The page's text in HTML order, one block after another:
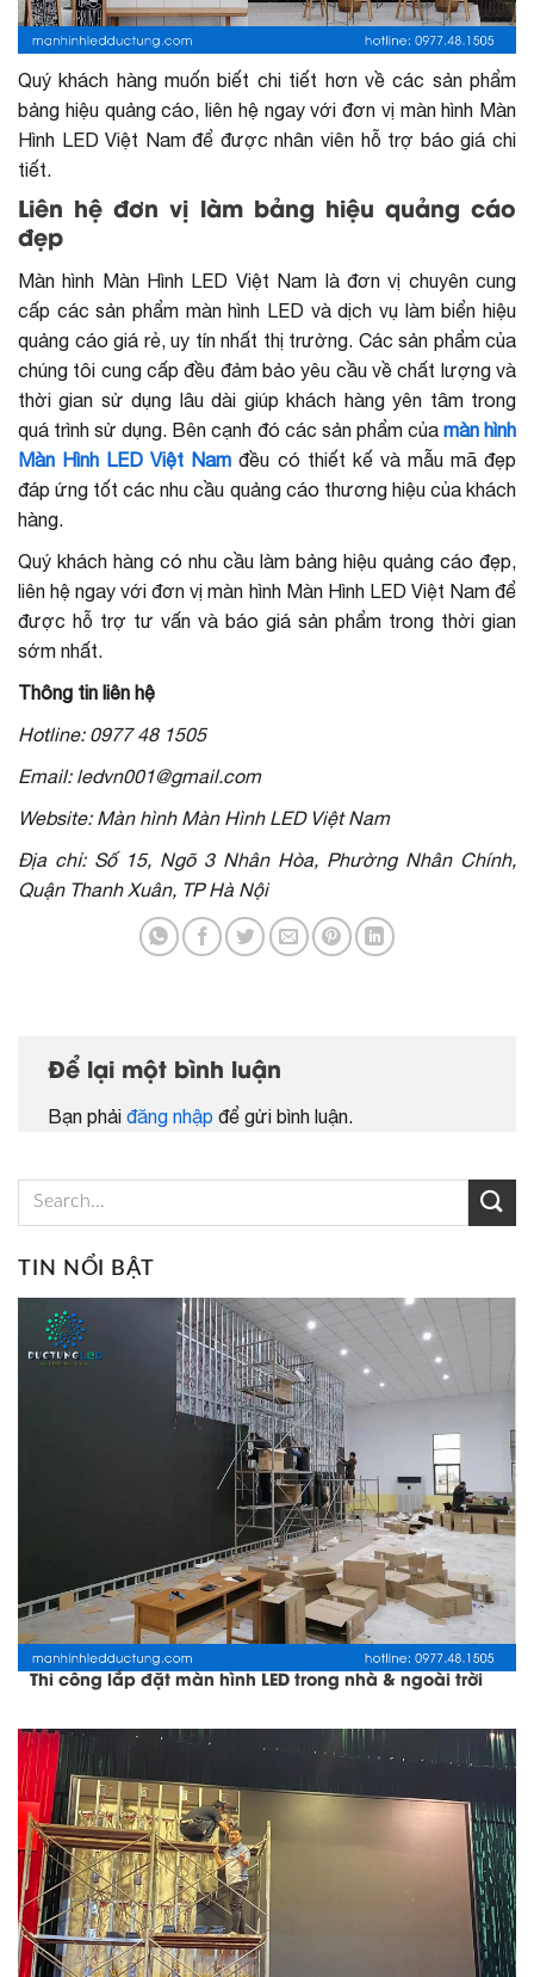
Quý khách hàng muốn biết chi tiết hơn về các sản phẩm
bảng hiệu quảng cáo, liên hệ ngay với đơn vị màn hình Màn
Hình LED Việt Nam để được nhân viên hỗ trợ báo giá chi
tiết.
Liên hệ đơn vị làm bảng hiệu quảng cáo
đẹp
Màn hình Màn Hình LED Việt Nam là đơn vị chuyên cung
cấp các sản phẩm màn hình LED và dịch vụ làm biển hiệu
quảng cáo giá rẻ, uy tín nhất thị trường. Các sản phẩm của
chúng tôi cung cấp đều đảm bảo yêu cầu về chất lượng và
thời gian sử dụng lâu dài giúp khách hàng yên tâm trong
quá trình sử dụng. Bên cạnh đó các sản phẩm của màn hình
Màn Hình LED Việt Nam đều có thiết kế và mẫu mã đẹp
đáp ứng tốt các nhu cầu quảng cáo thương hiệu của khách
hàng.
Quý khách hàng có nhu cầu làm bảng hiệu quảng cáo đẹp,
liên hệ ngay với đơn vị màn hình Màn Hình LED Việt Nam để
được hỗ trợ tư vấn và báo giá sản phẩm trong thời gian
sớm nhất.
Thông tin liên hệ
Hotline: 0977 48 1505
Email: ledvn001@gmail.com
Website: Màn hình Màn Hình LED Việt Nam
Địa chỉ: Số 15, Ngõ 3 Nhân Hòa, Phường Nhân Chính,
Quận Thanh Xuân, TP Hà Nội
Để lại một bình luận
Bạn phải đăng nhập để gửi bình luận.
TIN NỔI BẬT
Thi công lắp đặt màn hình LED trong nhà & ngoài trời